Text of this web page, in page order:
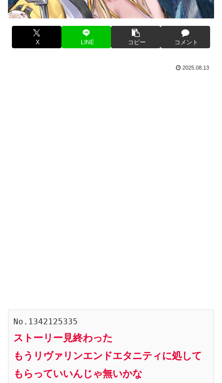
X LINE コピー コメント
2025.08.13
No.1342125335
ストーリー見終わった
もうリヴァリンエンドエタニティに処して
もらっていいんじゃ無いかな